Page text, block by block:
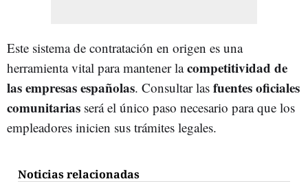
Este sistema de contratación en origen es una
herramienta vital para mantener lacompetitividad de
las empresas españolas. Consultar las fuentes oficiales
comunitarias será el único paso necesario para que los
empleadores inicien sus trámites legales.
Noticias relacionadas